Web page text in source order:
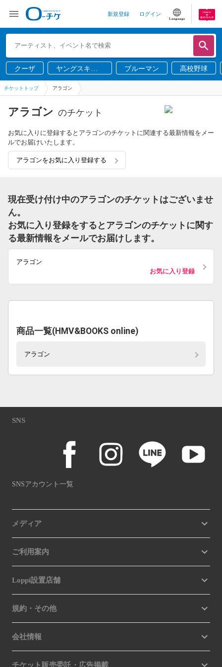
新規登録 ログイン
Language
クーザ
ヤングスキニ
ー
ブルーマン 高校野球
チケットトップ アラゴン
アラゴン のチケット
お気に入りに登録するとアラゴンのチケットに関連する最新情報をメー
ルでお届けいたします。
アラゴンをお気に入り登録する
現在受け付け中のアラゴンのチケットはございませ
ん。
お気に入り登録をするとアラゴンのチケットに関す
る最新情報をメールでお届けします。
アラゴン
お気に入り登録
商品一覧(HMV&BOOKS online)
アラゴン
SNS
SNSアカウント一覧
メディア
ご利用案内
Loppi設置店舗
規約・その他
会社情報
チケット販売委託・広告掲載